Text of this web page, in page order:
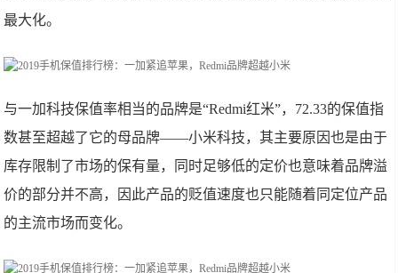
最大化。
与一加科技保值率相当的品牌是“Redmi红米”，72.33的保值指
数甚至超越了它的母品牌——小米科技，其主要原因也是由于
库存限制了市场的保有量，同时足够低的定价也意味着品牌溢
价的部分并不高，因此产品的贬值速度也只能随着同定位产品
的主流市场而变化。